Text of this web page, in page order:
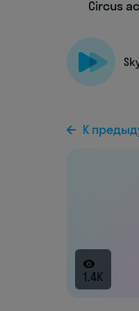
Circus
К
1.4K